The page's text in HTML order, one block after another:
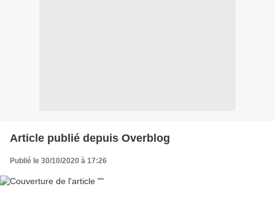
Article publié depuis Overblog
Publié le 30/10/2020 à 17:26